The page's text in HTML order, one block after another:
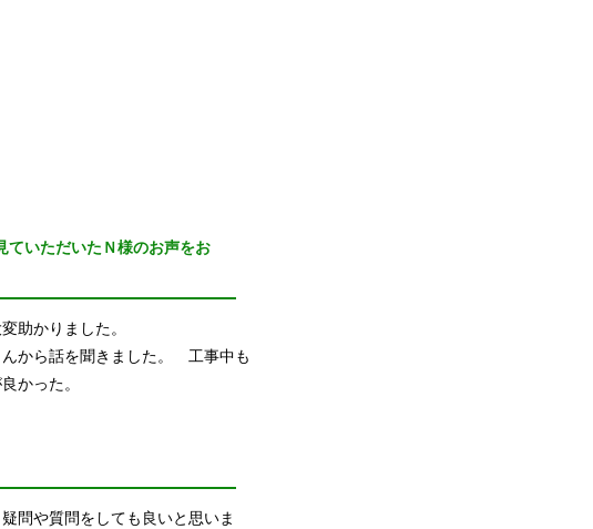
ていただいたＮ様のお声をお
助かりました。
んから話を聞きました。 工事中も
かった。
問や質問をしても良いと思いま